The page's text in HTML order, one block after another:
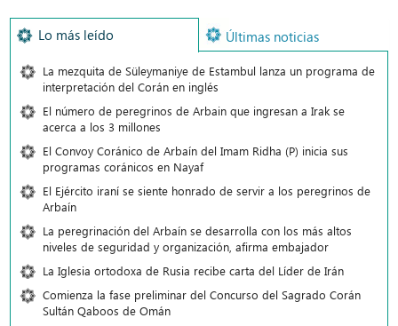
Lo más leído Últimas noticias
La mezquita de Süleymaniye de Estambul lanza un programa de
interpretación del Corán en inglés
El número de peregrinos de Arbain que ingresan a Irak se
acerca a los 3 millones
El Convoy Coránico de Arbaín del Imam Ridha (P) inicia sus
programas coránicos en Nayaf
El Ejército iraní se siente honrado de servir a los peregrinos de
Arbaín
La peregrinación del Arbaín se desarrolla con los más altos
niveles de seguridad y organización, afirma embajador
La Iglesia ortodoxa de Rusia recibe carta del Líder de Irán
Comienza la fase preliminar del Concurso del Sagrado Corán
Sultán Qaboos de Omán